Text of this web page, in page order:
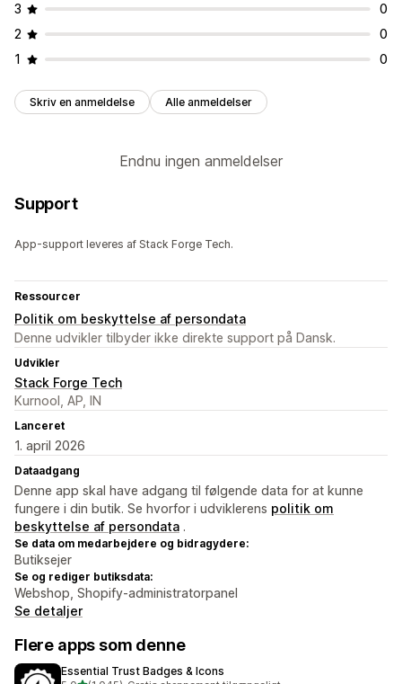
3
0
2
0
1
0
Skriv en anmeldelse Alle anmeldelser
Endnu ingen anmeldelser
Support
App-support leveres af Stack Forge Tech.
Ressourcer
Politik om beskyttelse af persondata
Denne udvikler tilbyder ikke direkte support på Dansk.
Udvikler
Stack Forge Tech
Kurnool, AP, IN
Lanceret
1. april 2026
Dataadgang
Denne app skal have adgang til følgende data for at kunne
fungere i din butik. Se hvorfor i udviklerens politik om
beskyttelse af persondata .
Se data om medarbejdere og bidragydere:
Butiksejer
Se og rediger butiksdata:
Webshop, Shopify-administratorpanel
Se detaljer
Flere apps som denne
Essential Trust Badges & Icons